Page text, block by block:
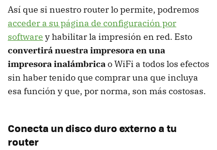
Así que si nuestro router lo permite, podremos
acceder a su página de configuración por
software y habilitar la impresión en red. Esto
convertirá nuestra impresora en una
impresora inalámbricao WiFi a todos los efectos
sin haber tenido que comprar una que incluya
esa función y que, por norma, son más costosas.
Conecta un disco duro externo a tu
router